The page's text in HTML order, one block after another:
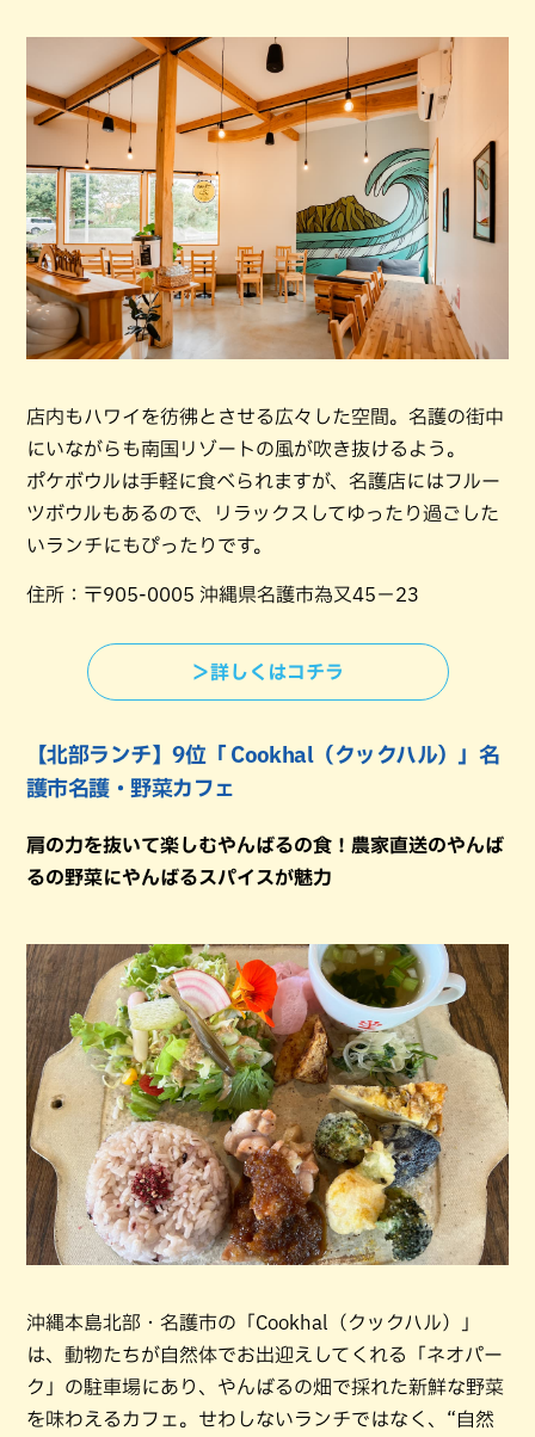
店内もハワイを彷彿とさせる広々した空間。名護の街中
にいながらも南国リゾートの風が吹き抜けるよう。
ポケボウルは手軽に食べられますが、名護店にはフルー
ツボウルもあるので、リラックスしてゆったり過ごした
いランチにもぴったりです。
住所：〒905-0005 沖縄県名護市為又45−23
＞詳しくはコチラ
【北部ランチ】9位「 Cookhal（クックハル）」名
護市名護・野菜カフェ
肩の力を抜いて楽しむやんばるの食！農家直送のやんば
るの野菜にやんばるスパイスが魅力
沖縄本島北部・名護市の「Cookhal（クックハル）」
は、動物たちが自然体でお出迎えしてくれる「ネオパー
ク」の駐車場にあり、やんばるの畑で採れた新鮮な野菜
を味わえるカフェ。せわしないランチではなく、“自然